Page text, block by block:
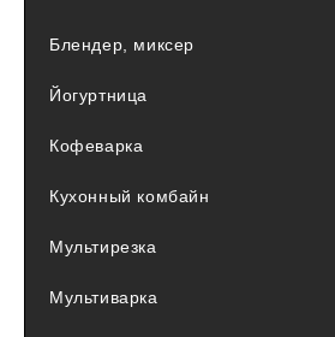
Блендер, миксер
Йогуртница
Кофеварка
Кухонный комбайн
Мультирезка
Мультиварка